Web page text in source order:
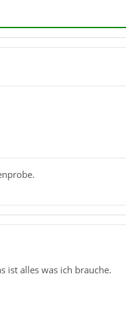
ist alles was ich brauche.